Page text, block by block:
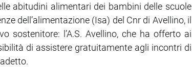
abitudini alimentari dei bambini delle scuole
dell’alimentazione (Isa) del Cnr di Avellino, il
sostenitore: l’A.S. Avellino, che ha offerto ai
di assistere gratuitamente agli incontri di